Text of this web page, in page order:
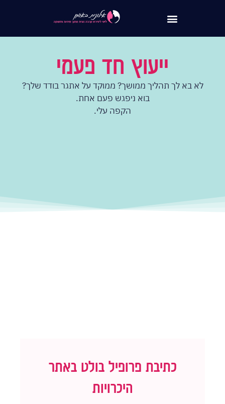
ייעוץ חד פעמי
לא בא לך תהליך ממושך? ממוקד על אתגר בודד שלך?
בוא ניפגש פעם אחת.
הקפה עלי.
כתיבת פרופיל בולט באתר
היכרויות